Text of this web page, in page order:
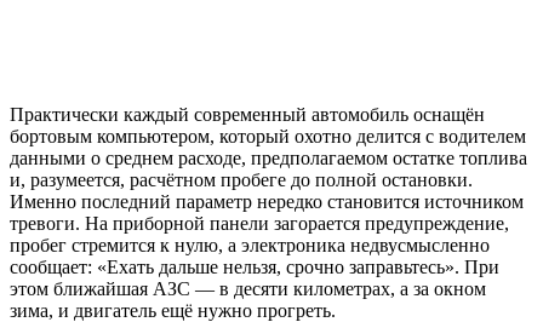
Практически каждый современный автомобиль оснащён
бортовым компьютером, который охотно делится с водителем
данными о среднем расходе, предполагаемом остатке топлива
и, разумеется, расчётном пробеге до полной остановки.
Именно последний параметр нередко становится источником
тревоги. На приборной панели загорается предупреждение,
пробег стремится к нулю, а электроника недвусмысленно
сообщает: «Ехать дальше нельзя, срочно заправьтесь». При
этом ближайшая АЗС — в десяти километрах, а за окном
зима, и двигатель ещё нужно прогреть.